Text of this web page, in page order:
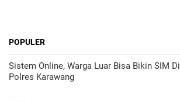
POPULER
Sistem Online, Warga Luar Bisa Bikin SIM Di
Polres Karawang